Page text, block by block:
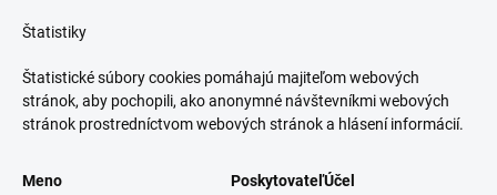
Štatistiky
Štatistické súbory cookies pomáhajú majiteľom webových
stránok, aby pochopili, ako anonymné návštevníkmi webových
stránok prostredníctvom webových stránok a hlásení informácií.
Meno PoskytovateľÚčel